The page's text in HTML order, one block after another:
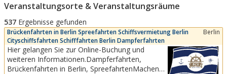
Veranstaltungsorte & Veranstaltungsräume
537 Ergebnisse gefunden
Brückenfahrten in Berlin Spreefahrten Schiffsvermietung Berlin
Cityschiffsfahrten Schifffahrten Berlin Dampferfahrten
Berlin
Hier gelangen Sie zur Online-Buchung und
weiteren Informationen.Dampferfahrten,
Brückenfahrten in Berlin, SpreefahrtenMachen